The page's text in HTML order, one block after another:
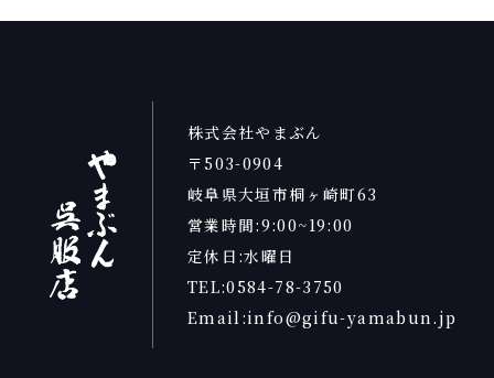
株式会社やまぶん
〒503-0904
岐阜県大垣市桐ヶ崎町63
営業時間:9:00~19:00
定休日:水曜日
TEL:0584-78-3750
Email:info@gifu-yamabun.jp